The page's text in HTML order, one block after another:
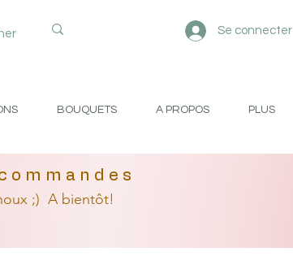
Se connecter
BOUQUETS A PROPOS PLUS
;) A bientôt!